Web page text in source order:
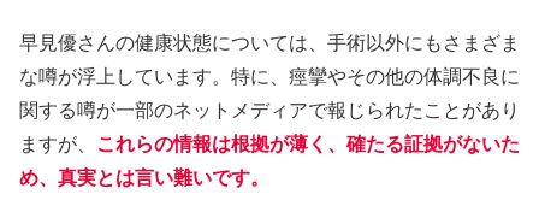
早見優さんの健康状態については、手術以外にもさまざま
な噂が浮上しています。特に、痙攣やその他の体調不良に
関する噂が一部のネットメディアで報じられたことがあり
ますが、 これらの情報は根拠が薄く、確たる証拠がないた
め、真実とは言い難いです。